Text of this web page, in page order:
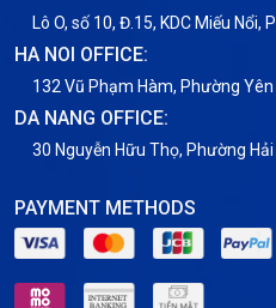
Tin tức
VNPT
Lô O, số 10, Đ.15, KDC Miếu Nổi,
HA NOI OFFICE:
132 Vũ Phạm Hàm, Phường Yên
DA NANG OFFICE:
30 Nguyễn Hữu Thọ, Phường
PAYMENT METHODS